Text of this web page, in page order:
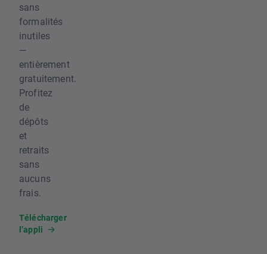
sans
formalités
inutiles
—
entièrement
gratuitement.
Profitez
de
dépôts
et
retraits
sans
aucuns
frais.
Télécharger
l’appli